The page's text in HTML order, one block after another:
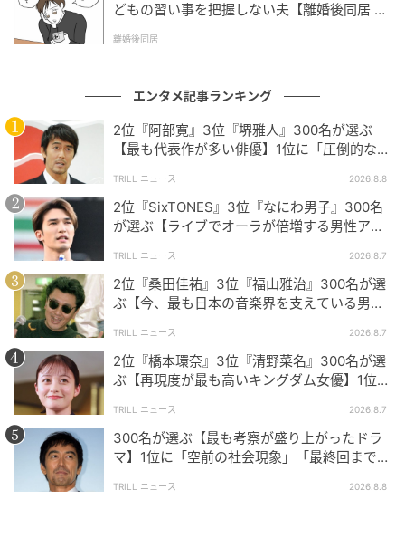
以上、“最も国民的存在だと思う平成を風靡した男性歌
※本記事は、自社で募集したアンケートの回答者300名
の意見を集計した結果に基づき制作しています。社会
全体の意見を代表、あるいは断定するものではないこ
とを、あらかじめご了承ください。
※記事内の情報は執筆時点の内容です。
※コメントは原文ママ
※本記事は自社で募集したアンケートの回答結果をも
とにAIが本文を作成しておりますが、社内確認の後公
開を行っています。
調査方法：インターネットサービスによる任意回答
（自由回答式）
調査実施日：2026年5月23日
調査対象：全国10代〜60代
どもの習い事を把握しない夫【離婚後同居 Vo
離婚後同居
エンタメ記事ランキング
2位『阿部寛』3位『堺雅人』300名が選ぶ
【最も代表作が多い俳優】1位に「圧倒的な実
TRILL ニュース 2026.8.8
2位『SixTONES』3位『なにわ男子』300名
が選ぶ【ライブでオーラが倍増する男性アイ
TRILL ニュース 2026.8.7
2位『桑田佳祐』3位『福山雅治』300名が選
ぶ【今、最も日本の音楽界を支えている男性
TRILL ニュース 2026.8.7
2位『橋本環奈』3位『清野菜名』300名が選
ぶ【再現度が最も高いキングダム女優】1位に
TRILL ニュース 2026.8.7
300名が選ぶ【最も考察が盛り上がったドラ
マ】1位に「空前の社会現象」「最終回まで誰
TRILL ニュース 2026.8.8